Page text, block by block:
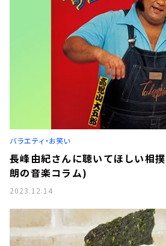
バラエティ・お笑い
長峰由紀さんに聴いてほしい相
朗の音楽コラム)
2023.12.14